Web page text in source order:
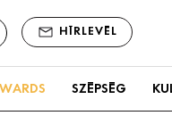
HÍRLEVÉL
SZÉPSÉG